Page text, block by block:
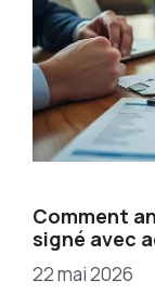
Comment
signé avec
22 mai 2026